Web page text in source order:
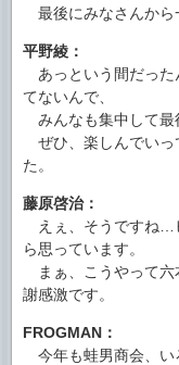
最後にみなさんから
平野綾：
あっという間だった
てないんで、
みんなも集中して最
ぜひ、楽しんでいっ
た。
藤原啓治：
えぇ、そうですね…
ら思っています。
まぁ、こうやって六
謝感激です。
FROGMAN：
今年も蛙男商会、い